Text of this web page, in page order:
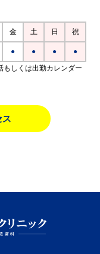
金 土 日 祝
● ● ●
●
もしくは出勤カレンダー
ス